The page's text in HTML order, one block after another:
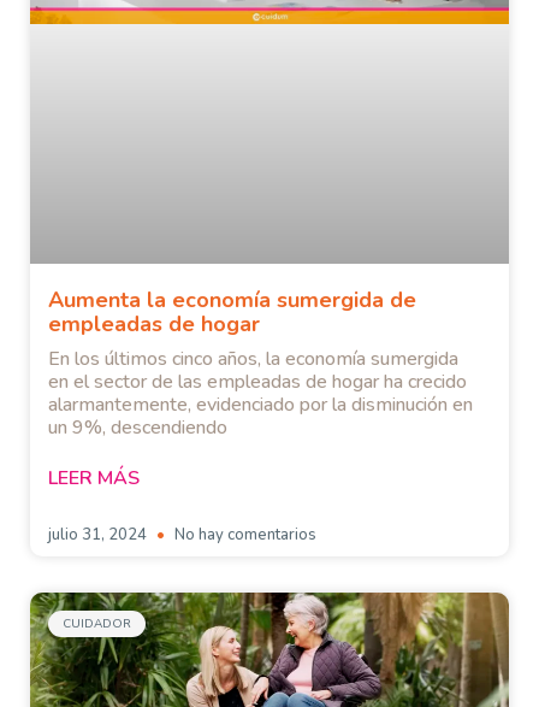
Aumenta la economía sumergida de
empleadas de hogar
En los últimos cinco años, la economía sumergida
en el sector de las empleadas de hogar ha crecido
alarmantemente, evidenciado por la disminución en
un 9%, descendiendo
LEER MÁS
julio 31, 2024 No hay comentarios
CUIDADOR